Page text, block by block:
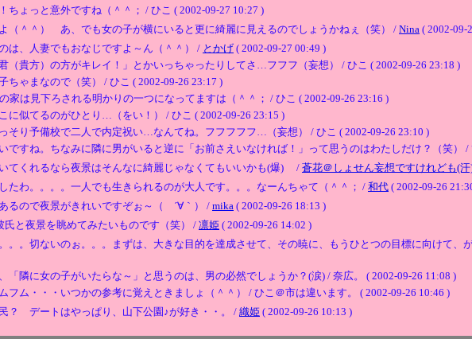
ちょっと意外ですね（＾＾； / ひこ ( 2002-09-27 10:27 )
（＾＾） あ、でも女の子が横にいると更に綺麗に見えるのでしょうかねぇ（笑） / Nina ( 2002-09-
は、人妻でもおなじですよ～ん（＾＾） / とかげ ( 2002-09-27 00:49 )
（貴方）の方がキレイ！」とかいっちゃったりしてさ…フフフ（妄想） / ひこ ( 2002-09-26 23:18 )
ちゃまなので（笑） / ひこ ( 2002-09-26 23:17 )
家は見下ろされる明かりの一つになってますは（＾＾； / ひこ ( 2002-09-26 23:16 )
に似てるのがひとり…（をい！） / ひこ ( 2002-09-26 23:15 )
そり予備校で二人で内定祝い…なんてね。フフフフフ…（妄想） / ひこ ( 2002-09-26 23:10 )
ですね。ちなみに隣に男がいると逆に「お前さえいなければ！」って思うのはわたしだけ？（笑） /
てくれるなら夜景はそんなに綺麗じゃなくてもいいかも(爆) / 蒼花＠しょせん妄想ですけれども(汗
たわ。。。。一人でも生きられるのが大人です。。。なーんちゃて（＾＾； / 和代 ( 2002-09-26
るので夜景がきれいですぞぉ～（ ´∀｀） / mika ( 2002-09-26 18:13 )
と夜景を眺めてみたいものです（笑） / 凛姫 ( 2002-09-26 14:02 )
。。切ないのぉ。。。まずは、大きな目的を達成させて、その暁に、もうひとつの目標に向けて、
「隣に女の子がいたらな～」と思うのは、男の必然でしょうか？(涙) / 奈広。 ( 2002-09-26 11:08 )
フム・・・いつかの参考に覚えときましょ（＾＾） / ひこ＠市は違います。 ( 2002-09-26 10:46 )
？ デートはやっぱり、山下公園♪が好き・・。 / 織姫 ( 2002-09-26 10:13 )